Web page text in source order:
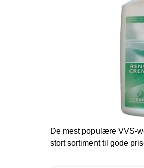
De mest populære VVS-
stort sortiment til gode